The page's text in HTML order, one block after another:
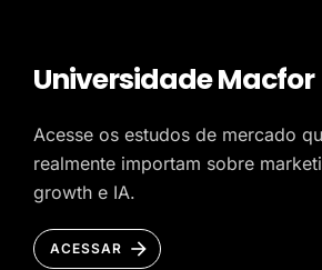
Universidade Macfor
Acesse os estudos de mercado
realmente importam sobre
growth e IA.
ACESSAR